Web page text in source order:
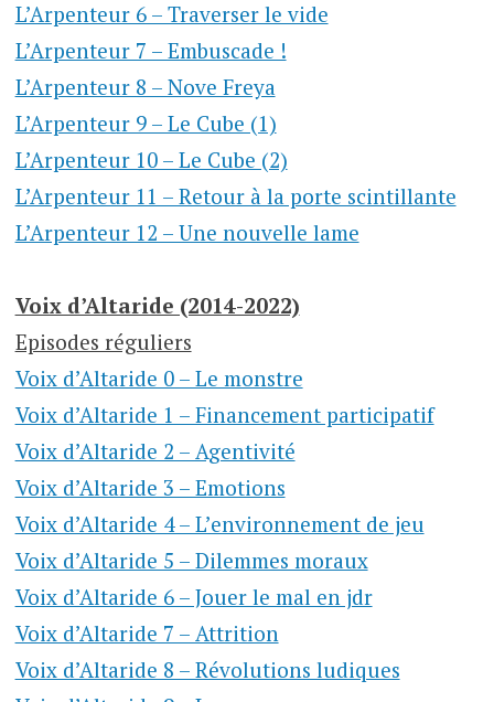
L’Arpenteur 6 – Traverser le vide
L’Arpenteur 7 – Embuscade !
L’Arpenteur 8 – Nove Freya
L’Arpenteur 9 – Le Cube (1)
L’Arpenteur 10 – Le Cube (2)
L’Arpenteur 11 – Retour à la porte scintillante
L’Arpenteur 12 – Une nouvelle lame
Voix d’Altaride (2014-2022)
Episodes réguliers
Voix d’Altaride 0 – Le monstre
Voix d’Altaride 1 – Financement participatif
Voix d’Altaride 2 – Agentivité
Voix d’Altaride 3 – Emotions
Voix d’Altaride 4 – L’environnement de jeu
Voix d’Altaride 5 – Dilemmes moraux
Voix d’Altaride 6 – Jouer le mal en jdr
Voix d’Altaride 7 – Attrition
Voix d’Altaride 8 – Révolutions ludiques